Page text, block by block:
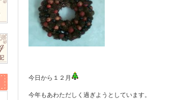
今日から１２月
今年もあわただしく過ぎようとしています。